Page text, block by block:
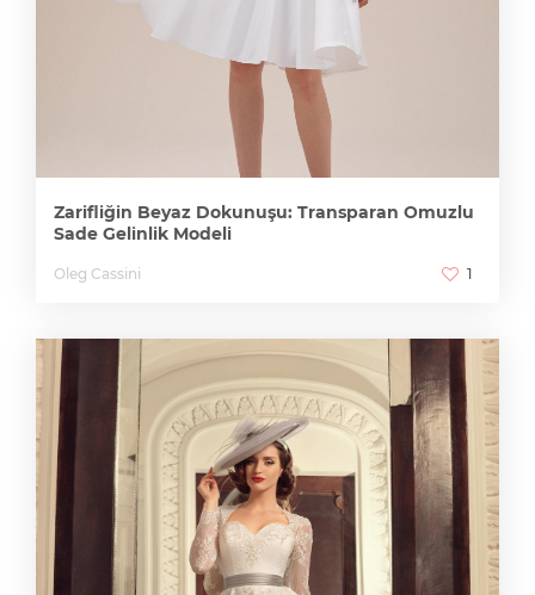
Zarifliğin Beyaz Dokunuşu: Transparan Omuzlu
Sade Gelinlik Modeli
Oleg Cassini 1